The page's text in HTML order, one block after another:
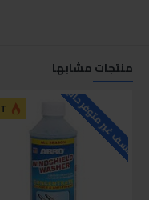
منتجات مشابها
للاسف غير متوفر حاليا